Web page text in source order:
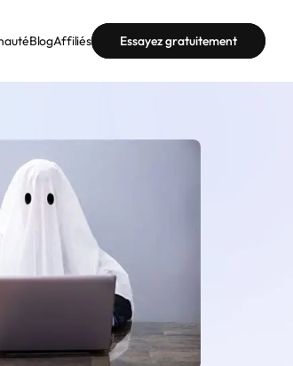
BlogAffiliés Essayez gratuitement